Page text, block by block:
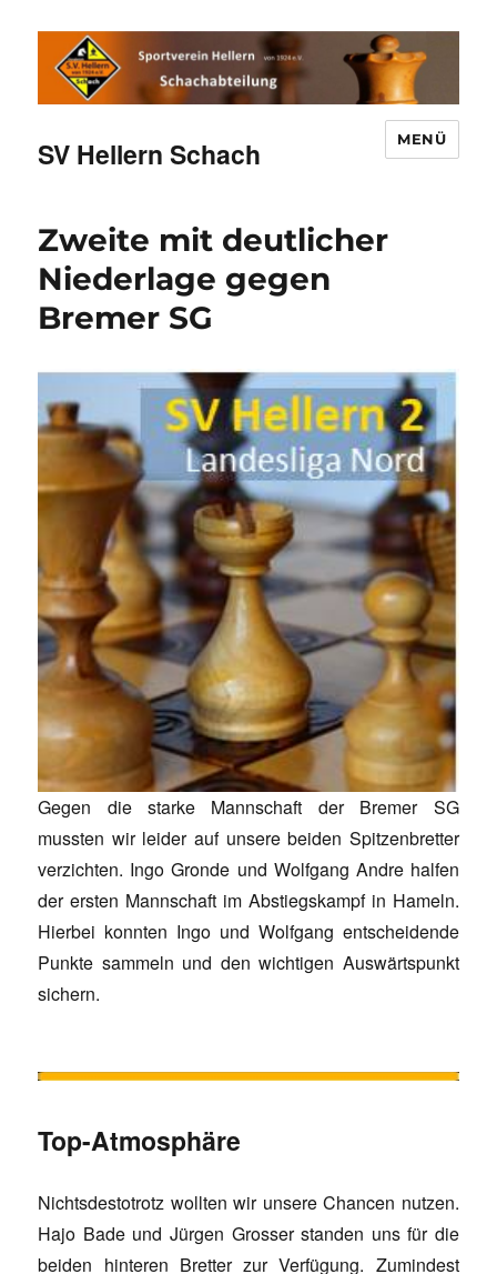
SV Hellern Schach MENÜ
Zweite mit deutlicher
Niederlage gegen
Bremer SG
Gegen die starke Mannschaft der Bremer SG
mussten wir leider auf unsere beiden Spitzenbretter
verzichten. Ingo Gronde und Wolfgang Andre halfen
der ersten Mannschaft im Abstiegskampf in Hameln.
Hierbei konnten Ingo und Wolfgang entscheidende
Punkte sammeln und den wichtigen Auswärtspunkt
sichern.
Top-Atmosphäre
Nichtsdestotrotz wollten wir unsere Chancen nutzen.
Hajo Bade und Jürgen Grosser standen uns für die
beiden hinteren Bretter zur Verfügung. Zumindest